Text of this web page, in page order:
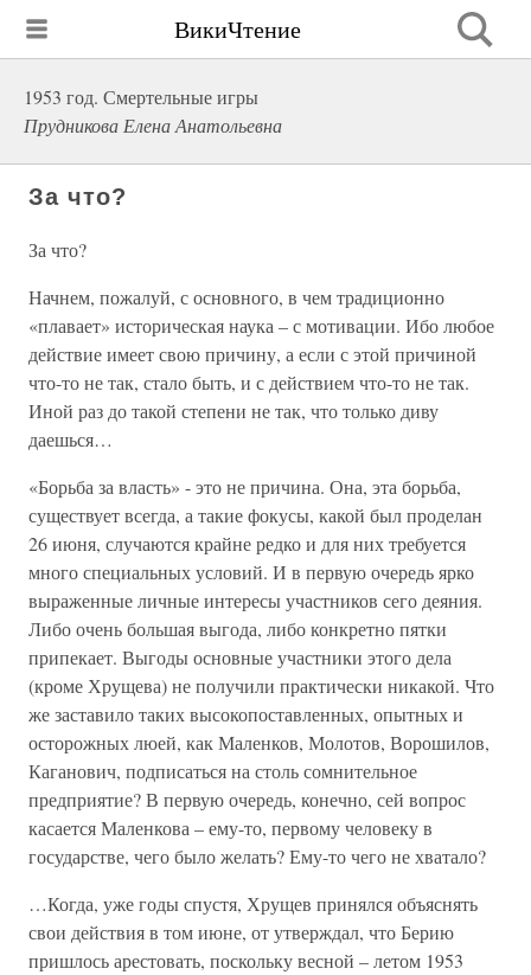
ВикиЧтение
1953 год. Смертельные игры
Прудникова Елена Анатольевна
За что?
За что?
Начнем, пожалуй, с основного, в чем традиционно
«плавает» историческая наука – с мотивации. Ибо любое
действие имеет свою причину, а если с этой причиной
что-то не так, стало быть, и с действием что-то не так.
Иной раз до такой степени не так, что только диву
даешься…
«Борьба за власть» - это не причина. Она, эта борьба,
существует всегда, а такие фокусы, какой был проделан
26 июня, случаются крайне редко и для них требуется
много специальных условий. И в первую очередь ярко
выраженные личные интересы участников сего деяния.
Либо очень большая выгода, либо конкретно пятки
припекает. Выгоды основные участники этого дела
(кроме Хрущева) не получили практически никакой. Что
же заставило таких высокопоставленных, опытных и
осторожных люей, как Маленков, Молотов, Ворошилов,
Каганович, подписаться на столь сомнительное
предприятие? В первую очередь, конечно, сей вопрос
касается Маленкова – ему-то, первому человеку в
государстве, чего было желать? Ему-то чего не хватало?
…Когда, уже годы спустя, Хрущев принялся объяснять
свои действия в том июне, от утверждал, что Берию
пришлось арестовать, поскольку весной – летом 1953